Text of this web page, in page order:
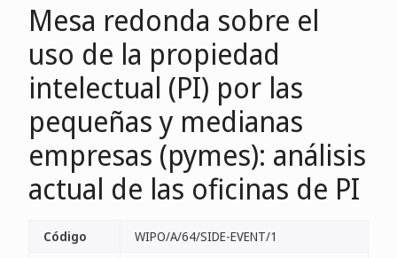
Mesa redonda sobre el
uso de la propiedad
intelectual (PI) por las
pequeñas y medianas
empresas (pymes): análisis
actual de las oficinas de PI
Código
WIPO/A/64/SIDE-EVENT/1